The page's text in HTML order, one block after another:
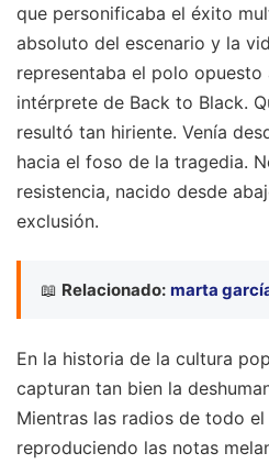
que personificaba el éxito
absoluto del escenario y la
representaba el polo
intérprete de Back to Black.
resultó tan hiriente. Venía
hacia el foso de la tragedia.
resistencia, nacido desde
exclusión.
📖 Relacionado: marta
En la historia de la cultura
capturan tan bien la
Mientras las radios de todo
reproduciendo las notas